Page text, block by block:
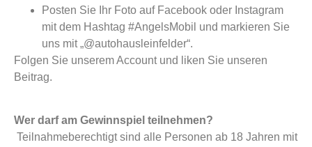
Posten Sie Ihr Foto auf Facebook oder Instagram
mit dem Hashtag #AngelsMobil und markieren Sie
uns mit „@autohausleinfelder“.
Folgen Sie unserem Account und liken Sie unseren
Beitrag.
Wer darf am Gewinnspiel teilnehmen?
Teilnahmeberechtigt sind alle Personen ab 18 Jahren mit